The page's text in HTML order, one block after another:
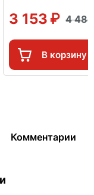
3 153 4
В корзину
Комментарии